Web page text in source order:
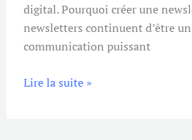
digital. Pourquoi créer une
newsletters continuent d’être
communication puissant
Lire la suite »